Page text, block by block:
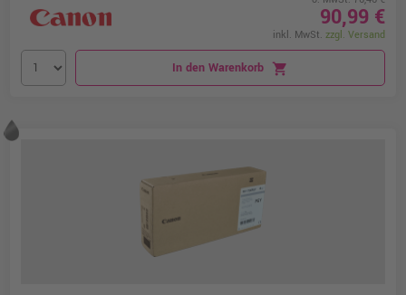
90,99 €
inkl. MwSt. zzgl. Versand
In den Warenkorb shopping_cart